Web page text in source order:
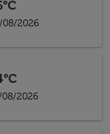
08/2026
08/2026